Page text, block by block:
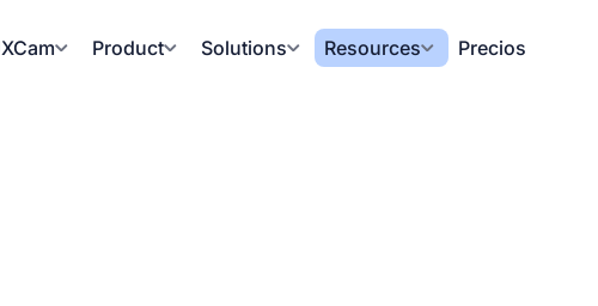
Product Solutions Resources Precios